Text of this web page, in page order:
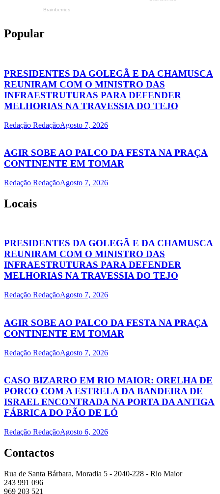
Popular
PRESIDENTES DA GOLEGÃ E DA CHAMUSCA
REUNIRAM COM O MINISTRO DAS
INFRAESTRUTURAS PARA DEFENDER
MELHORIAS NA TRAVESSIA DO TEJO
Redação RedaçãoAgosto 7, 2026
AGIR SOBE AO PALCO DA FESTA NA PRAÇA
CONTINENTE EM TOMAR
Redação RedaçãoAgosto 7, 2026
Locais
PRESIDENTES DA GOLEGÃ E DA CHAMUSCA
REUNIRAM COM O MINISTRO DAS
INFRAESTRUTURAS PARA DEFENDER
MELHORIAS NA TRAVESSIA DO TEJO
Redação RedaçãoAgosto 7, 2026
AGIR SOBE AO PALCO DA FESTA NA PRAÇA
CONTINENTE EM TOMAR
Redação RedaçãoAgosto 7, 2026
CASO BIZARRO EM RIO MAIOR: ORELHA DE
PORCO COM A ESTRELA DA BANDEIRA DE
ISRAEL ENCONTRADA NA PORTA DA ANTIGA
FÁBRICA DO PÃO DE LÓ
Redação RedaçãoAgosto 6, 2026
Contactos
Rua de Santa Bárbara, Moradia 5 - 2040-228 - Rio Maior
243 991 096
969 203 521